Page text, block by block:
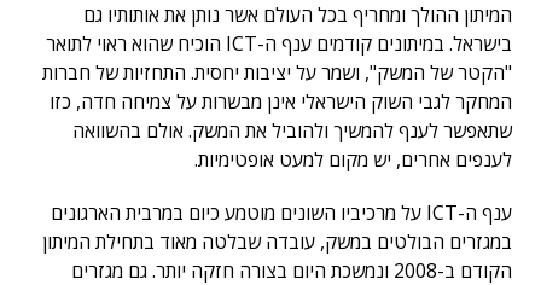
המיתון ההולך ומחריף בכל העולם אשר נותן את אותותיו גם
בישראל. במיתונים קודמים ענף ה-ICT הוכיח שהוא ראוי לתואר
"הקטר של המשק", ושמר על יציבות יחסית. התחזיות של חברות
המחקר לגבי השוק הישראלי אינן מבשרות על צמיחה חדה, כזו
שתאפשר לענף להמשיך ולהוביל את המשק. אולם בהשוואה
לענפים אחרים, יש מקום למעט אופטימיות.
ענף ה-ICT על מרכיביו השונים מוטמע כיום במרבית הארגונים
במגזרים הבולטים במשק, עובדה שבלטה מאוד בתחילת המיתון
הקודם ב-2008 ונמשכת היום בצורה חזקה יותר. גם מגזרים